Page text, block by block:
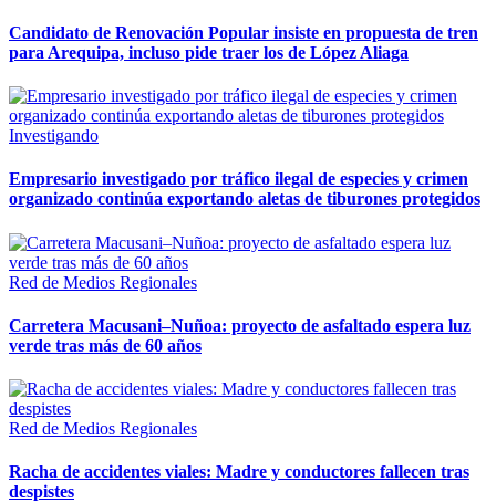
Candidato de Renovación Popular insiste en propuesta de tren
para Arequipa, incluso pide traer los de López Aliaga
Investigando
Empresario investigado por tráfico ilegal de especies y crimen
organizado continúa exportando aletas de tiburones protegidos
Red de Medios Regionales
Carretera Macusani–Nuñoa: proyecto de asfaltado espera luz
verde tras más de 60 años
Red de Medios Regionales
Racha de accidentes viales: Madre y conductores fallecen tras
despistes